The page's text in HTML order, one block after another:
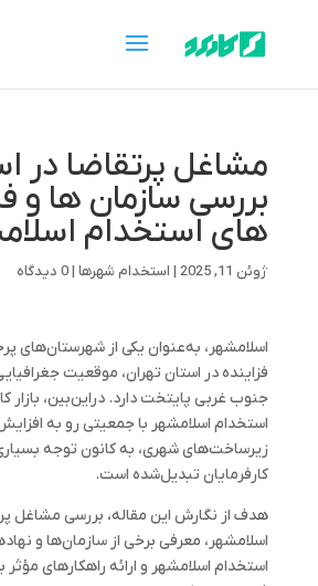
مشاغل پرتقاضا در
بررسی سازمان ها و
های استخدام
ژوئن 11, 2025 | استخدام شهرها|0 دیدگاه
اسلامشهر، به‌عنوان یکی از شهرستان‌های
فزاینده در استان تهران، موقعیت
جنوب غربی پایتخت دارد. دراین‌بین،
استخدام اسلامشهر با جمعیتی رو به
زیرساخت‌های شهری، به کانون توجه
کارفرمایان تبدیل‌شده است.
هدف از نگارش این مقاله، بررسی مشاغل
اسلامشهر، معرفی برخی از سازمان‌ها و
استخدام اسلامشهر و ارائه راهکارهای مؤثر